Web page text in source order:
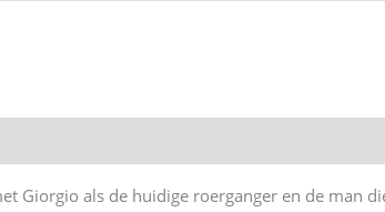
Giorgio als de huidige roerganger en de man